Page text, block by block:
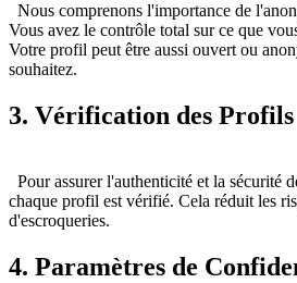
Nous comprenons l'importance de
Vous avez le contrôle total sur ce que
Votre profil peut être aussi ouvert ou
souhaitez.
3. Vérification des Profils
Pour assurer l'authenticité et la sécurité
chaque profil est vérifié. Cela réduit les
d'escroqueries.
4. Paramètres de